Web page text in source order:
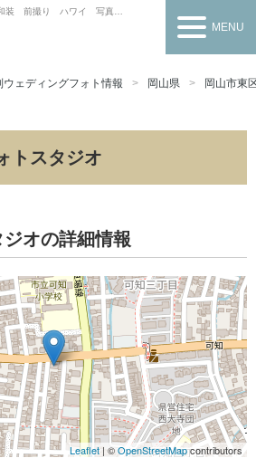
装 前撮り ハワイ 写真だけの結婚式
MENU
ウェディングフォト情報 岡山県 岡山市東
トスタジオ
オの詳細情報
Leaflet | ©OpenStreetMapcontributors